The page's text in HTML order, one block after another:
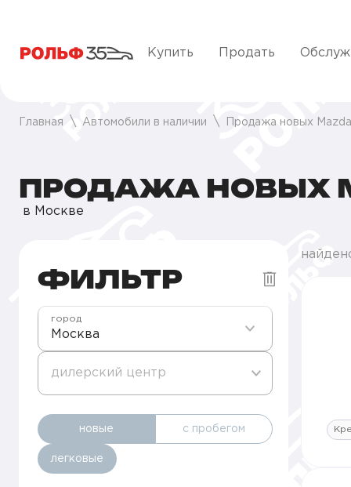
Купить Продать
Главная Автомобили в наличии Продажа новых
ПРОДАЖА НОВЫХ
в Москве
ФИЛЬТР
Москва
город
дилерский центр
новые с пробегом
легковые